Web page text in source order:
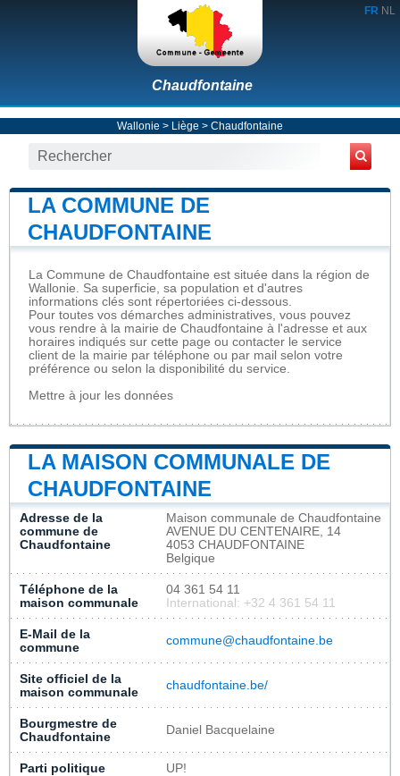
FR NL
Chaudfontaine
Wallonie > Liège > Chaudfontaine
LA COMMUNE DE
CHAUDFONTAINE
La Commune de Chaudfontaine est située dans la région de
Wallonie. Sa superficie, sa population et d'autres
informations clés sont répertoriées ci-dessous.
Pour toutes vos démarches administratives, vous pouvez
vous rendre à la mairie de Chaudfontaine à l'adresse et aux
horaires indiqués sur cette page ou contacter le service
client de la mairie par téléphone ou par mail selon votre
préférence ou selon la disponibilité du service.
Mettre à jour les données
LA MAISON COMMUNALE DE
CHAUDFONTAINE
Adresse de la
commune de
Chaudfontaine
Maison communale de Chaudfontaine
AVENUE DU CENTENAIRE, 14
4053 CHAUDFONTAINE
Belgique
Téléphone de la
maison communale
04 361 54 11
International: +32 4 361 54 11
E-Mail de la
commune
commune@chaudfontaine.be
Site officiel de la
maison communale
chaudfontaine.be/
Bourgmestre de
Chaudfontaine
Daniel Bacquelaine
Parti politique UP!